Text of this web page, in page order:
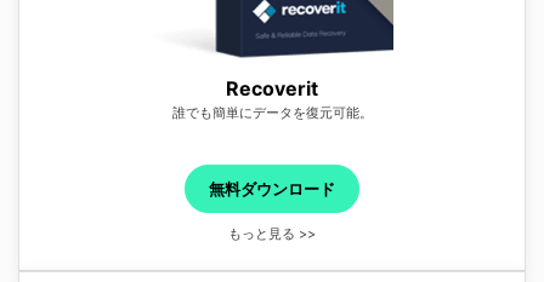
Recoverit
誰でも簡単にデータを復元可能。
無料ダウンロード
もっと見る >>